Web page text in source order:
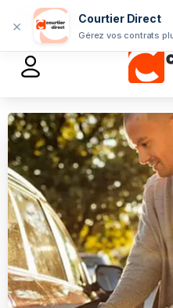
× Courtier Direct
Gérez vos contrats
Professionnels >